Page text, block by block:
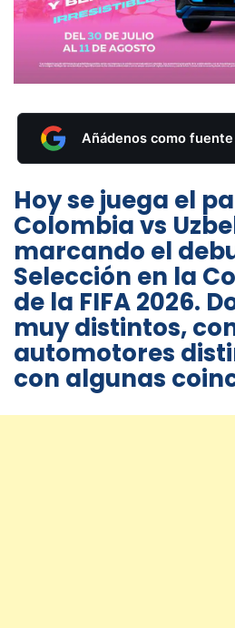
Añádenos como
Hoy se juega el
Colombia vs
marcando el
Selección en la
de la FIFA 2026.
muy distintos,
automotores
con algunas